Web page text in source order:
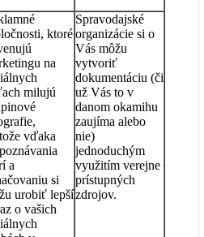
ktoré
na
milujú
vďaka
a
si
urobiť lepší
o vašich
Spravodajské
organizácie si o
Vás môžu
vytvoriť
dokumentáciu (či
už Vás to v
danom okamihu
zaujíma alebo
nie)
jednoduchým
využitím verejne
prístupných
zdrojov.